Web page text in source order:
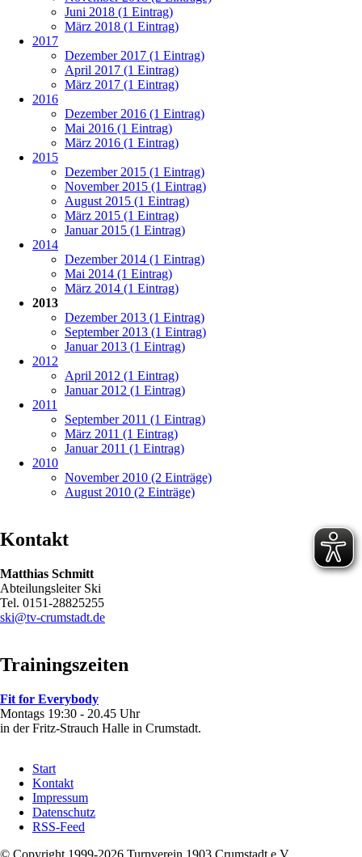
Juni 2018 (1 Eintrag)
März 2018 (1 Eintrag)
2017
Dezember 2017 (1 Eintrag)
April 2017 (1 Eintrag)
März 2017 (1 Eintrag)
2016
Dezember 2016 (1 Eintrag)
Mai 2016 (1 Eintrag)
März 2016 (1 Eintrag)
2015
Dezember 2015 (1 Eintrag)
November 2015 (1 Eintrag)
August 2015 (1 Eintrag)
März 2015 (1 Eintrag)
Januar 2015 (1 Eintrag)
2014
Dezember 2014 (1 Eintrag)
Mai 2014 (1 Eintrag)
März 2014 (1 Eintrag)
2013
Dezember 2013 (1 Eintrag)
September 2013 (1 Eintrag)
Januar 2013 (1 Eintrag)
2012
April 2012 (1 Eintrag)
Januar 2012 (1 Eintrag)
2011
September 2011 (1 Eintrag)
März 2011 (1 Eintrag)
Januar 2011 (1 Eintrag)
2010
November 2010 (2 Einträge)
August 2010 (2 Einträge)
Kontakt
Matthias Schmitt
Abteilungsleiter Ski
Tel. 0151-28825255
ski@tv-crumstadt.de
Trainingszeiten
Fit for Everybody
Montags 19:30 - 20.45 Uhr
in der Fritz-Strauch Halle in Crumstadt.
überspringen
Start
Kontakt
Impressum
Datenschutz
RSS-Feed
© Copyright 1999-2026 Turnverein 1903 Crumstadt e.V.